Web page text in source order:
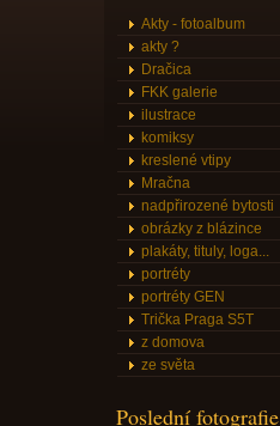
Akty - fotoalbum
akty ?
Dračica
FKK galerie
ilustrace
komiksy
kreslené vtipy
Mračna
nadpřirozené bytosti
obrázky z blázince
plakáty, tituly, loga...
portréty
portréty GEN
Trička Praga S5T
z domova
ze světa
Poslední fotografie